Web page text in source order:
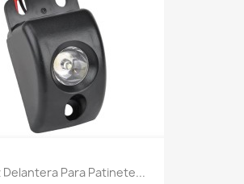
Delantera Para Patinete...